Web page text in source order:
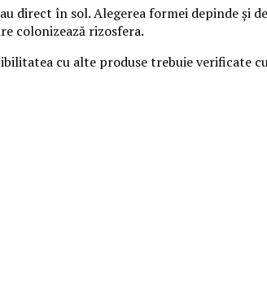
în sol. Alegerea formei depinde și
colonizează rizosfera.
cu alte produse trebuie verificate